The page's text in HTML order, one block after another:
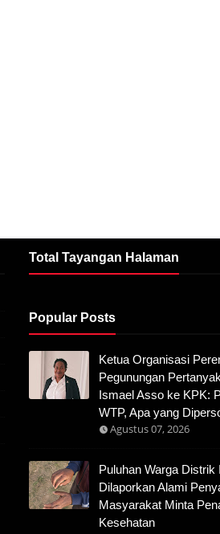
Total Tayangan Halaman
Popular Posts
Ketua Organisasi
Pegunungan
Ismael Asso ke KPK:
WTP, Apa yang
Agustus 07, 2026
Puluhan Warga Distrik
Dilaporkan Alami
Masyarakat Minta
Kesehatan